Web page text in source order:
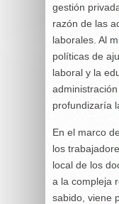
gestión
razón de las
laborales. Al
políticas de
laboral y la
profundizaría
En el marco
los
local de los
a la compleja
sabido, viene